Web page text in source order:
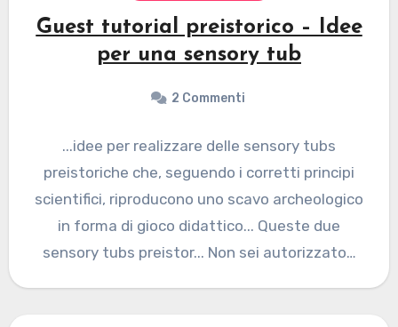
Guest tutorial preistorico – Idee
per una sensory tub
2 Commenti
...idee per realizzare delle sensory tubs
preistoriche che, seguendo i corretti principi
scientifici, riproducono uno scavo archeologico
in forma di gioco didattico... Queste due
sensory tubs preistor... Non sei autorizzato…